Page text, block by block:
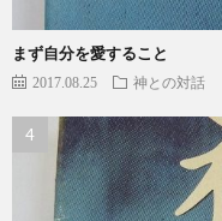
まず自分を愛すること
2017.08.25 神との対話